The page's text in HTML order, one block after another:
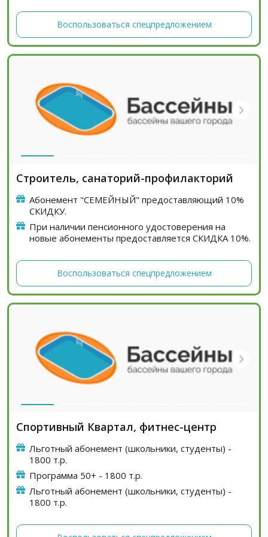
Воспользоваться спецпредложением
Строитель, санаторий-профилакторий
Абонемент "СЕМЕЙНЫЙ" предоставляющий 10%
СКИДКУ.
При наличии пенсионного удостоверения на
новые абонементы предоставляется СКИДКА 10%.
Воспользоваться спецпредложением
Спортивный Квартал, фитнес-центр
Льготный абонемент (школьники, студенты) -
1800 т.р.
Программа 50+ - 1800 т.р.
Льготный абонемент (школьники, студенты) -
1800 т.р.